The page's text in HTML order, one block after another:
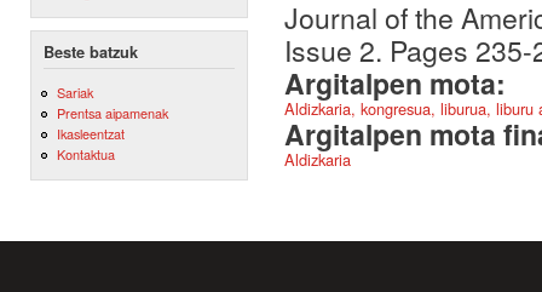
Beste batzuk
Sariak
Prentsa aipamenak
Ikasleentzat
Kontaktua
Journal of the
Issue 2. Pages
Argitalpen mota:
Aldizkaria, kongresua, liburua,
Argitalpen mota
Aldizkaria